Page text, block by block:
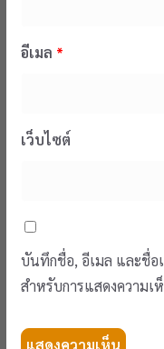
อีเมล *
เว็บไซต์
บันทึกชื่อ, อีเมล และชื่อ
สำหรับการแสดงความเ